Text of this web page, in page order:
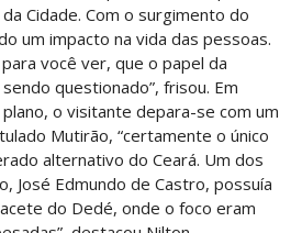
Cidade. Com o surgimento do
um impacto na vida das pessoas.
você ver, que o papel da
questionado”, frisou. Em
o visitante depara-se com um
Mutirão, “certamente o único
alternativo do Ceará. Um dos
José Edmundo de Castro, possuía
do Dedé, onde o foco eram